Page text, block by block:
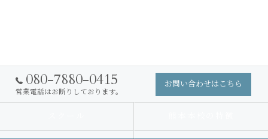
080-7880-0415
営業電話はお断りしております。
お問い合わせはこちら